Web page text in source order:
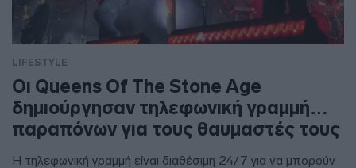
LIFESTYLE
Οι Queens Of The Stone Age
δημιούργησαν τηλεφωνική γραμμή…
παραπόνων για τους θαυμαστές τους
Η τηλεφωνική γραμμή είναι διαθέσιμη 24/7 για να μπορούν